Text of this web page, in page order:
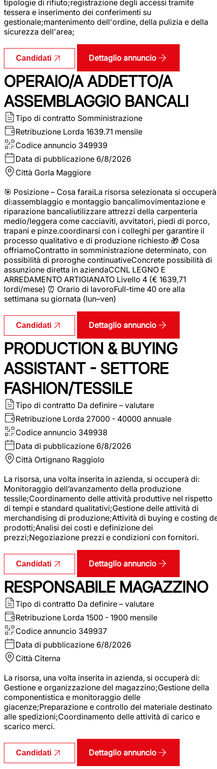
tipologie di rifiuto;registrazione degli accessi tramite
tessera e inserimento dei conferimenti su
gestionale;mantenimento dell'ordine, della pulizia e della
sicurezza dell'area;
Candidati Dettaglio annuncio
OPERAIO/A ADDETTO/A
ASSEMBLAGGIO BANCALI
Tipo di contratto Somministrazione
Retribuzione Lorda 1639.71 mensile
Codice annuncio 349939
Data di pubblicazione 6/8/2026
Città Gorla Maggiore
🎯 Posizione – Cosa faraiLa risorsa selezionata si occuperà
di:assemblaggio e montaggio bancalimovimentazione e
riparazione bancaliutilizzare attrezzi della carpenteria
medio/leggera come cacciaviti, avvitatori, piedi di porco,
trapani e pinze.coordinarsi con i colleghi per garantire il
processo qualitativo e di produzione richiesto 🎁 Cosa
offriamoContratto in somministrazione determinato, con
possibilità di proroghe continuativeConcrete possibilità di
assunzione diretta in aziendaCCNL LEGNO E
ARREDAMENTO ARTIGIANATO Livello 4 (€ 1639,71
lordi/mese) ⏰ Orario di lavoroFull-time 40 ore alla
settimana su giornata (lun–ven)
Candidati Dettaglio annuncio
PRODUCTION & BUYING
ASSISTANT - SETTORE
FASHION/TESSILE
Tipo di contratto Da definire – valutare
Retribuzione Lorda 27000 - 40000 annuale
Codice annuncio 349938
Data di pubblicazione 6/8/2026
Città Ortignano Raggiolo
La risorsa, una volta inserita in azienda, si occuperà di:
Monitoraggio dell’avanzamento della produzione
tessile;Coordinamento delle attività produttive nel rispetto
di tempi e standard qualitativi;Gestione delle attività di
merchandising di produzione;Attività di buying e costing
prodotti;Analisi dei costi e definizione dei
prezzi;Negoziazione prezzi e condizioni con fornitori.
Candidati Dettaglio annuncio
RESPONSABILE MAGAZZINO
Tipo di contratto Da definire – valutare
Retribuzione Lorda 1500 - 1900 mensile
Codice annuncio 349937
Data di pubblicazione 6/8/2026
Città Citerna
La risorsa, una volta inserita in azienda, si occuperà di:
Gestione e organizzazione del magazzino;Gestione della
componentistica e monitoraggio delle
giacenze;Preparazione e controllo del materiale destinato
alle spedizioni;Coordinamento delle attività di carico e
scarico merci.
Candidati Dettaglio annuncio